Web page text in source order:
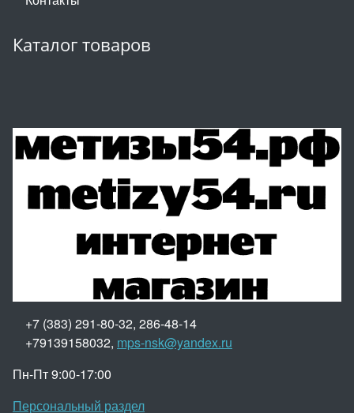
Каталог товаров
+7 (383) 291-80-32, 286-48-14
+79139158032, mps-nsk@yandex.ru
Пн-Пт 9:00-17:00
Персональный раздел